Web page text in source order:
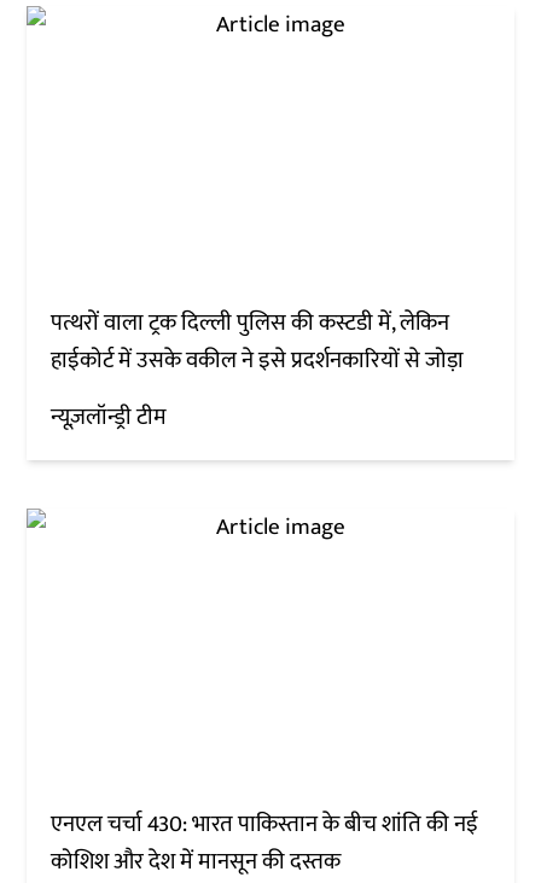
पत्थरों वाला ट्रक दिल्ली पुलिस की कस्टडी में, लेकिन
हाईकोर्ट में उसके वकील ने इसे प्रदर्शनकारियों से जोड़ा
न्यूज़लॉन्ड्री टीम
एनएल चर्चा 430: भारत पाकिस्तान के बीच शांति की नई
कोशिश और देश में मानसून की दस्तक